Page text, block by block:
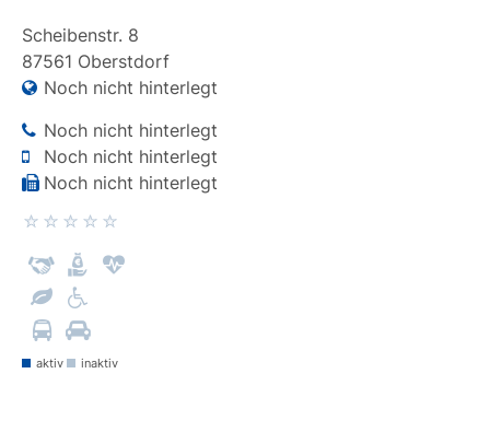
Scheibenstr. 8
87561 Oberstdorf
Noch nicht hinterlegt
Noch nicht hinterlegt
Noch nicht hinterlegt
Noch nicht hinterlegt
aktiv inaktiv